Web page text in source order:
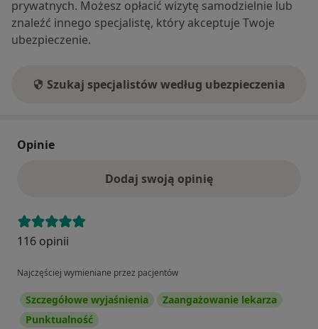
prywatnych. Możesz opłacić wizytę samodzielnie lub
znaleźć innego specjalistę, który akceptuje Twoje
ubezpieczenie.
Szukaj specjalistów według ubezpieczenia
Opinie
Dodaj swoją opinię
116 opinii
Najczęściej wymieniane przez pacjentów
Szczegółowe wyjaśnienia
Zaangażowanie lekarza
Punktualność